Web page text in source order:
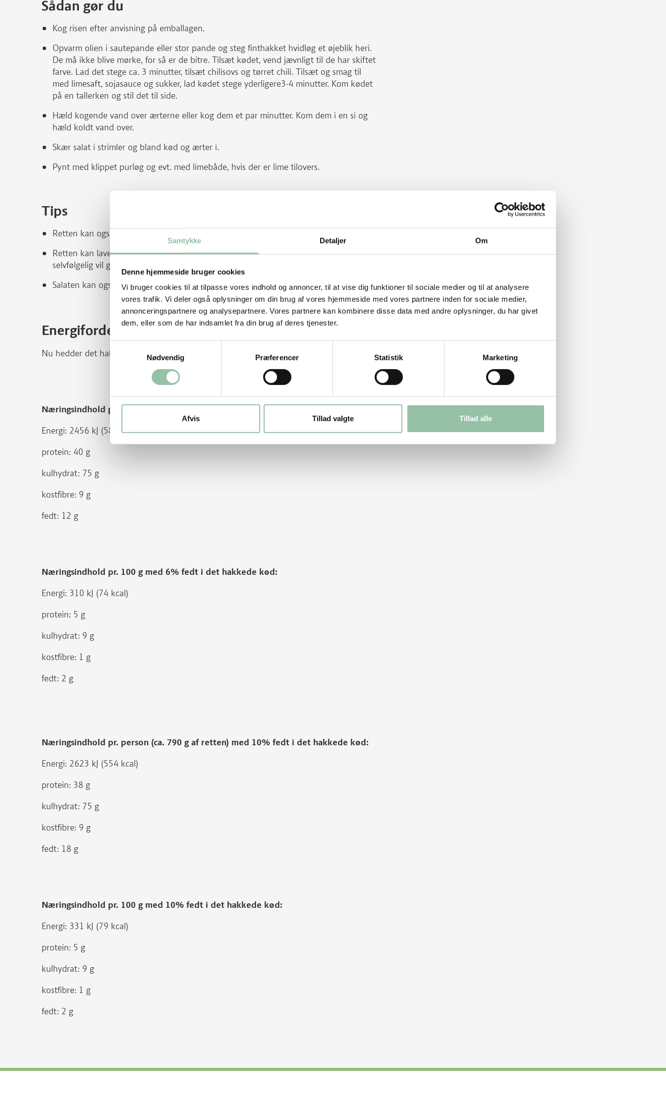
Samtykke Detaljer Om
Denne hjemmeside bruger cookies
Vi bruger cookies til at tilpasse vores indhold og annoncer, til at vise dig funktioner til sociale medier og til at analysere
vores trafik. Vi deler også oplysninger om din brug af vores hjemmeside med vores partnere inden for sociale medier,
annonceringspartnere og analysepartnere. Vores partnere kan kombinere disse data med andre oplysninger, du har givet
dem, eller som de har indsamlet fra din brug af deres tjenester.
Nødvendig
Præferencer Statistik Marketing
Afvis Tillad valgte Tillad alle
Sådan gør du
Kog risen efter anvisning på emballagen.
Opvarm olien i sautepande eller stor pande og steg finthakket hvidløg et øjeblik heri.
De må ikke blive mørke, for så er de bitre. Tilsæt kødet, vend jævnligt til de har skiftet
farve. Lad det stege ca. 3 minutter, tilsæt chilisovs og tørret chili. Tilsæt og smag til
med limesaft, sojasauce og sukker, lad kødet stege yderligere3-4 minutter. Kom kødet
på en tallerken og stil det til side.
Hæld kogende vand over ærterne eller kog dem et par minutter. Kom dem i en si og
hæld koldt vand over.
Skær salat i strimler og bland kød og ærter i.
Pynt med klippet purløg og evt. med limebåde, hvis der er lime tilovers.
Tips
Retten kan også spises kold. Rester kan bruges til madpakken næste dag.
Retten kan laves med hakket kød med en lavere eller højere fedtprocent, hvilket
selvfølgelig vil give en mere mager eller fed ret.
Salaten kan også laves med andre grøntsager, fx gulerødder, spidskål eller bønner.
Energifordeling
Nu hedder det hakket grisekød. Før hed det hakket svinekød.
Næringsindhold pr. person (ca. 790 g af retten) med 6 % fedt i det hakkede kød:
Energi: 2456 kJ (585 kcal)
protein: 40 g
kulhydrat: 75 g
kostfibre: 9 g
fedt: 12 g
Næringsindhold pr. 100 g med 6% fedt i det hakkede kød:
Energi: 310 kJ (74 kcal)
protein: 5 g
kulhydrat: 9 g
kostfibre: 1 g
fedt: 2 g
Næringsindhold pr. person (ca. 790 g af retten) med 10% fedt i det hakkede kød:
Energi: 2623 kJ (554 kcal)
protein: 38 g
kulhydrat: 75 g
kostfibre: 9 g
fedt: 18 g
Næringsindhold pr. 100 g med 10% fedt i det hakkede kød:
Energi: 331 kJ (79 kcal)
protein: 5 g
kulhydrat: 9 g
kostfibre: 1 g
fedt: 2 g